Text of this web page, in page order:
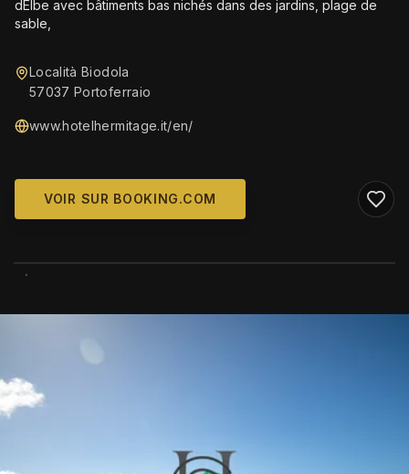
dElbe avec bâtiments bas nichés dans des jardins, plage de
sable,
Località Biodola
57037 Portoferraio
www.hotelhermitage.it/en/
VOIR SUR BOOKING.COM